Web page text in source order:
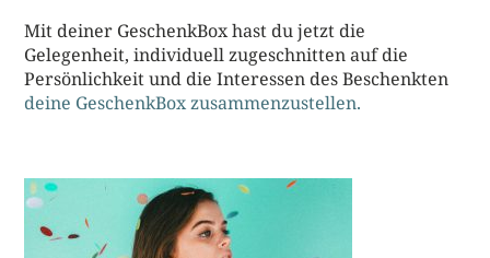
Mit deiner GeschenkBox hast du jetzt die
Gelegenheit, individuell zugeschnitten auf die
Persönlichkeit und die Interessen des Beschenkten
deine GeschenkBox zusammenzustellen.